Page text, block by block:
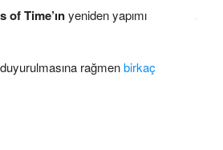
of Time’ınyeniden yapımı
rağmenbirkaç